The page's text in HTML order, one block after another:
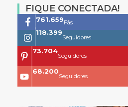
FIQUE CONECTADA!
761.659Fãs
118.399
Seguidores
73.704
Seguidores
68.200
Seguidores